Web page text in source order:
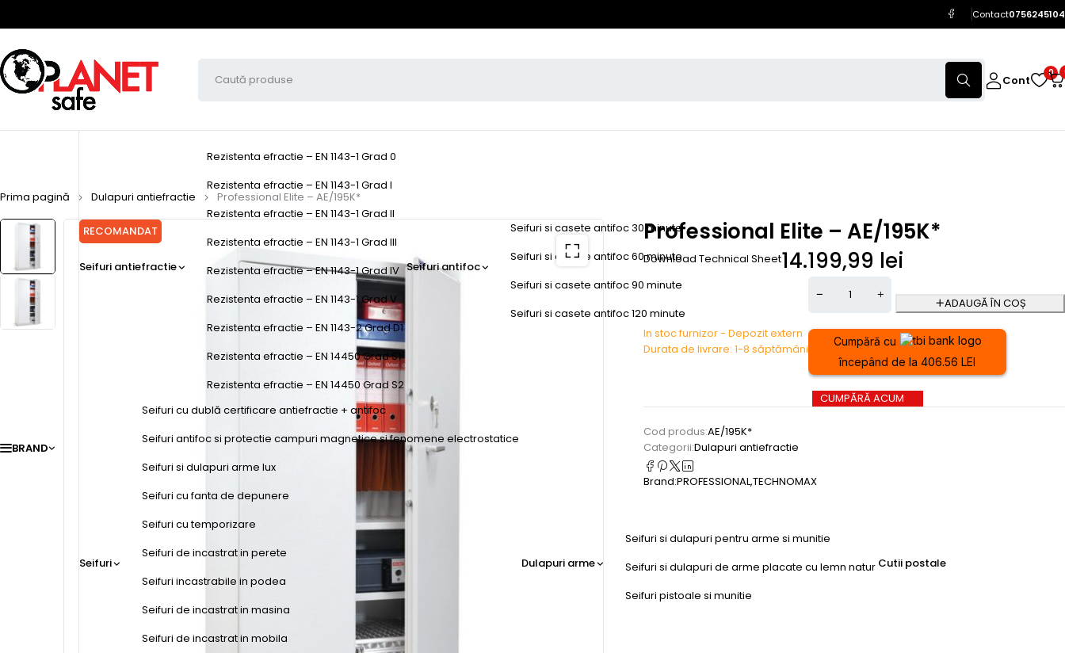
Contact0756245104
Cont
0
BRAND
Seifuri antiefractie
Rezistenta efractie – EN 1143-1 Grad 0
Rezistenta efractie – EN 1143-1 Grad I
Rezistenta efractie – EN 1143-1 Grad II
Rezistenta efractie – EN 1143-1 Grad III
Rezistenta efractie – EN 1143-1 Grad IV
Rezistenta efractie – EN 1143-1 Grad V
Rezistenta efractie – EN 1143-2 Grad D1
Rezistenta efractie – EN 14450 Grad S1
Rezistenta efractie – EN 14450 Grad S2
Seifuri antifoc
Seifuri si casete antifoc 30 minute
Seifuri si casete antifoc 60 minute
Seifuri si casete antifoc 90 minute
Seifuri si casete antifoc 120 minute
Seifuri
Seifuri cu dublă certificare antiefractie + antifoc
Seifuri antifoc si protectie campuri magnetice si fenomene electrostatice
Seifuri si dulapuri arme lux
Seifuri cu fanta de depunere
Seifuri cu temporizare
Seifuri de incastrat in perete
Seifuri incastrabile in podea
Seifuri de incastrat in masina
Seifuri de incastrat in mobila
Dulapuri arme
Seifuri si dulapuri pentru arme si munitie
Seifuri si dulapuri de arme placate cu lemn natur
Seifuri pistoale si munitie
Cutii postale
Prima pagină Dulapuri antiefractie Professional Elite – AE/195K*
RECOMANDAT Professional Elite – AE/195K*
Download Technical Sheet14.199,99 lei
In stoc furnizor - Depozit extern
Durata de livrare: 1-8 săptămâni
ADAUGĂ ÎN COȘ
Cumpără cu
începând de la 406.56 LEI
CUMPĂRĂ ACUM
Cod produs:AE/195K*
Categorii:Dulapuri antiefractie
Brand:PROFESSIONAL,TECHNOMAX